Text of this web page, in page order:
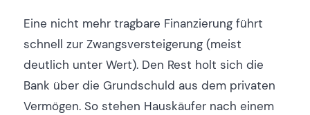
Eine nicht mehr tragbare Finanzierung führt
schnell zur Zwangsversteigerung (meist
deutlich unter Wert). Den Rest holt sich die
Bank über die Grundschuld aus dem privaten
Vermögen. So stehen Hauskäufer nach einem